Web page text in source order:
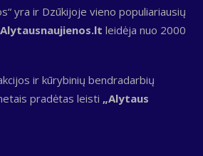
yra ir Dzūkijoje vieno populiariausių
Alytausnaujienos.lt leidėja nuo 2000
ir kūrybinių bendradarbių
pradėtas leisti „Alytaus